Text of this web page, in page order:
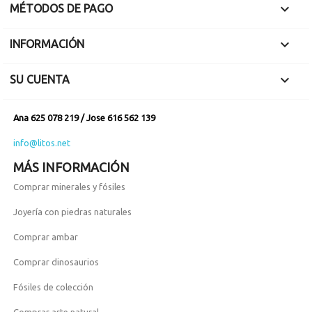
volteándolas sobre
provocar un fuerte
impacto. Tambien
las patas de las
MÉTODOS DE PAGO 
INFORMACIÓN 
SU CUENTA 
Ana 625 078 219 / Jose 616 562 139
info@litos.net
MÁS INFORMACIÓN
Comprar minerales y fósiles
Joyería con piedras naturales
Comprar ambar
Comprar dinosaurios
Fósiles de colección